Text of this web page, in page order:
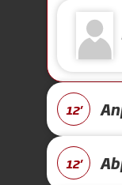
12'
12'